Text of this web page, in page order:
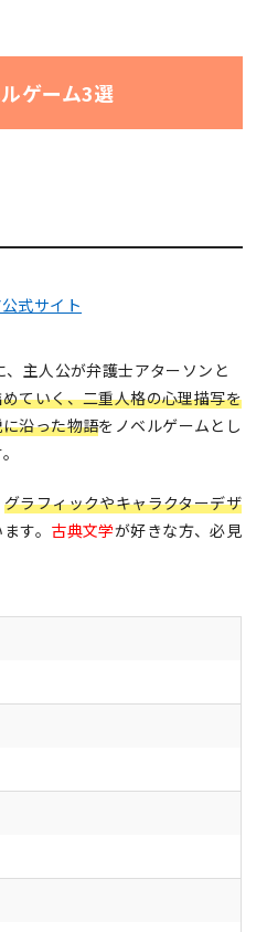
ゲーム3選
式サイト
、主人公が弁護士アターソンと
ていく、二重人格の心理描写を
沿った物語をノベルゲームとし
グラフィックやキャラクターデザ
す。 古典文学が好きな方、必見